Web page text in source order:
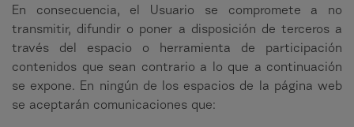
En consecuencia, el Usuario se compromete a no
transmitir, difundir o poner a disposición de terceros a
través del espacio o herramienta de participación
contenidos que sean contrario a lo que a continuación
se expone. En ningún de los espacios de la página web
se aceptarán comunicaciones que: